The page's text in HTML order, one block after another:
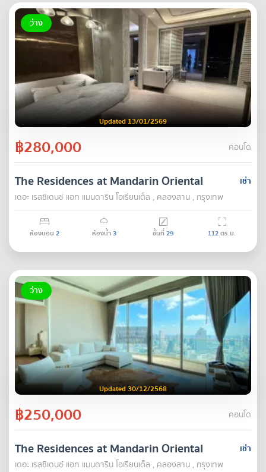
ว่าง
Updated 13/01/2569
฿280,000 คอนโด
เช่า
The Residences at Mandarin Oriental
เดอะ เรสซิเดนซ์ แอท แมนดาริน โอเรียนเต็ล , คลองสาน , กรุงเทพ
ห้องนอน 2 ห้องน้ำ3 ชั้นที่29 112ตร.ม.
ว่าง
Updated 30/12/2568
฿250,000 คอนโด
เช่า
The Residences at Mandarin Oriental
เดอะ เรสซิเดนซ์ แอท แมนดาริน โอเรียนเต็ล , คลองสาน , กรุงเทพ